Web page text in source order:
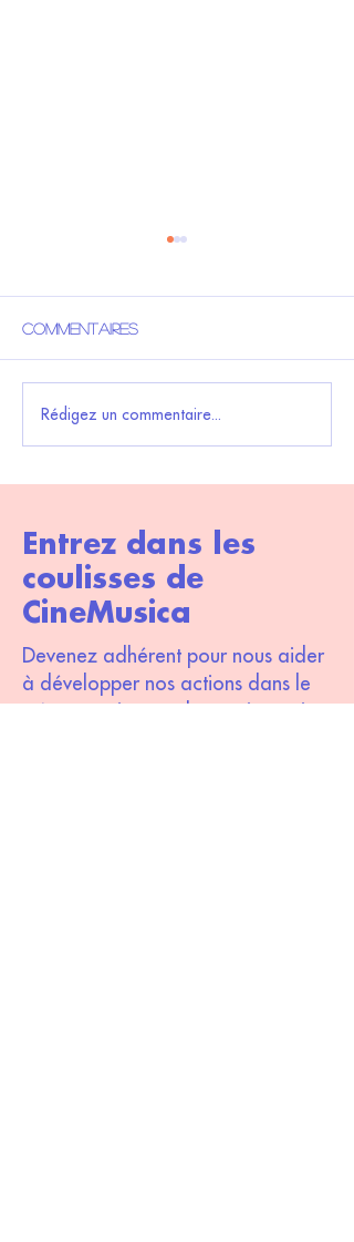
7ème édition de Lisula
Commentaires
Rédigez un commentaire...
Entrez dans les
coulisses de
CineMusica
Devenez adhérent pour nous aider
à développer nos actions dans le